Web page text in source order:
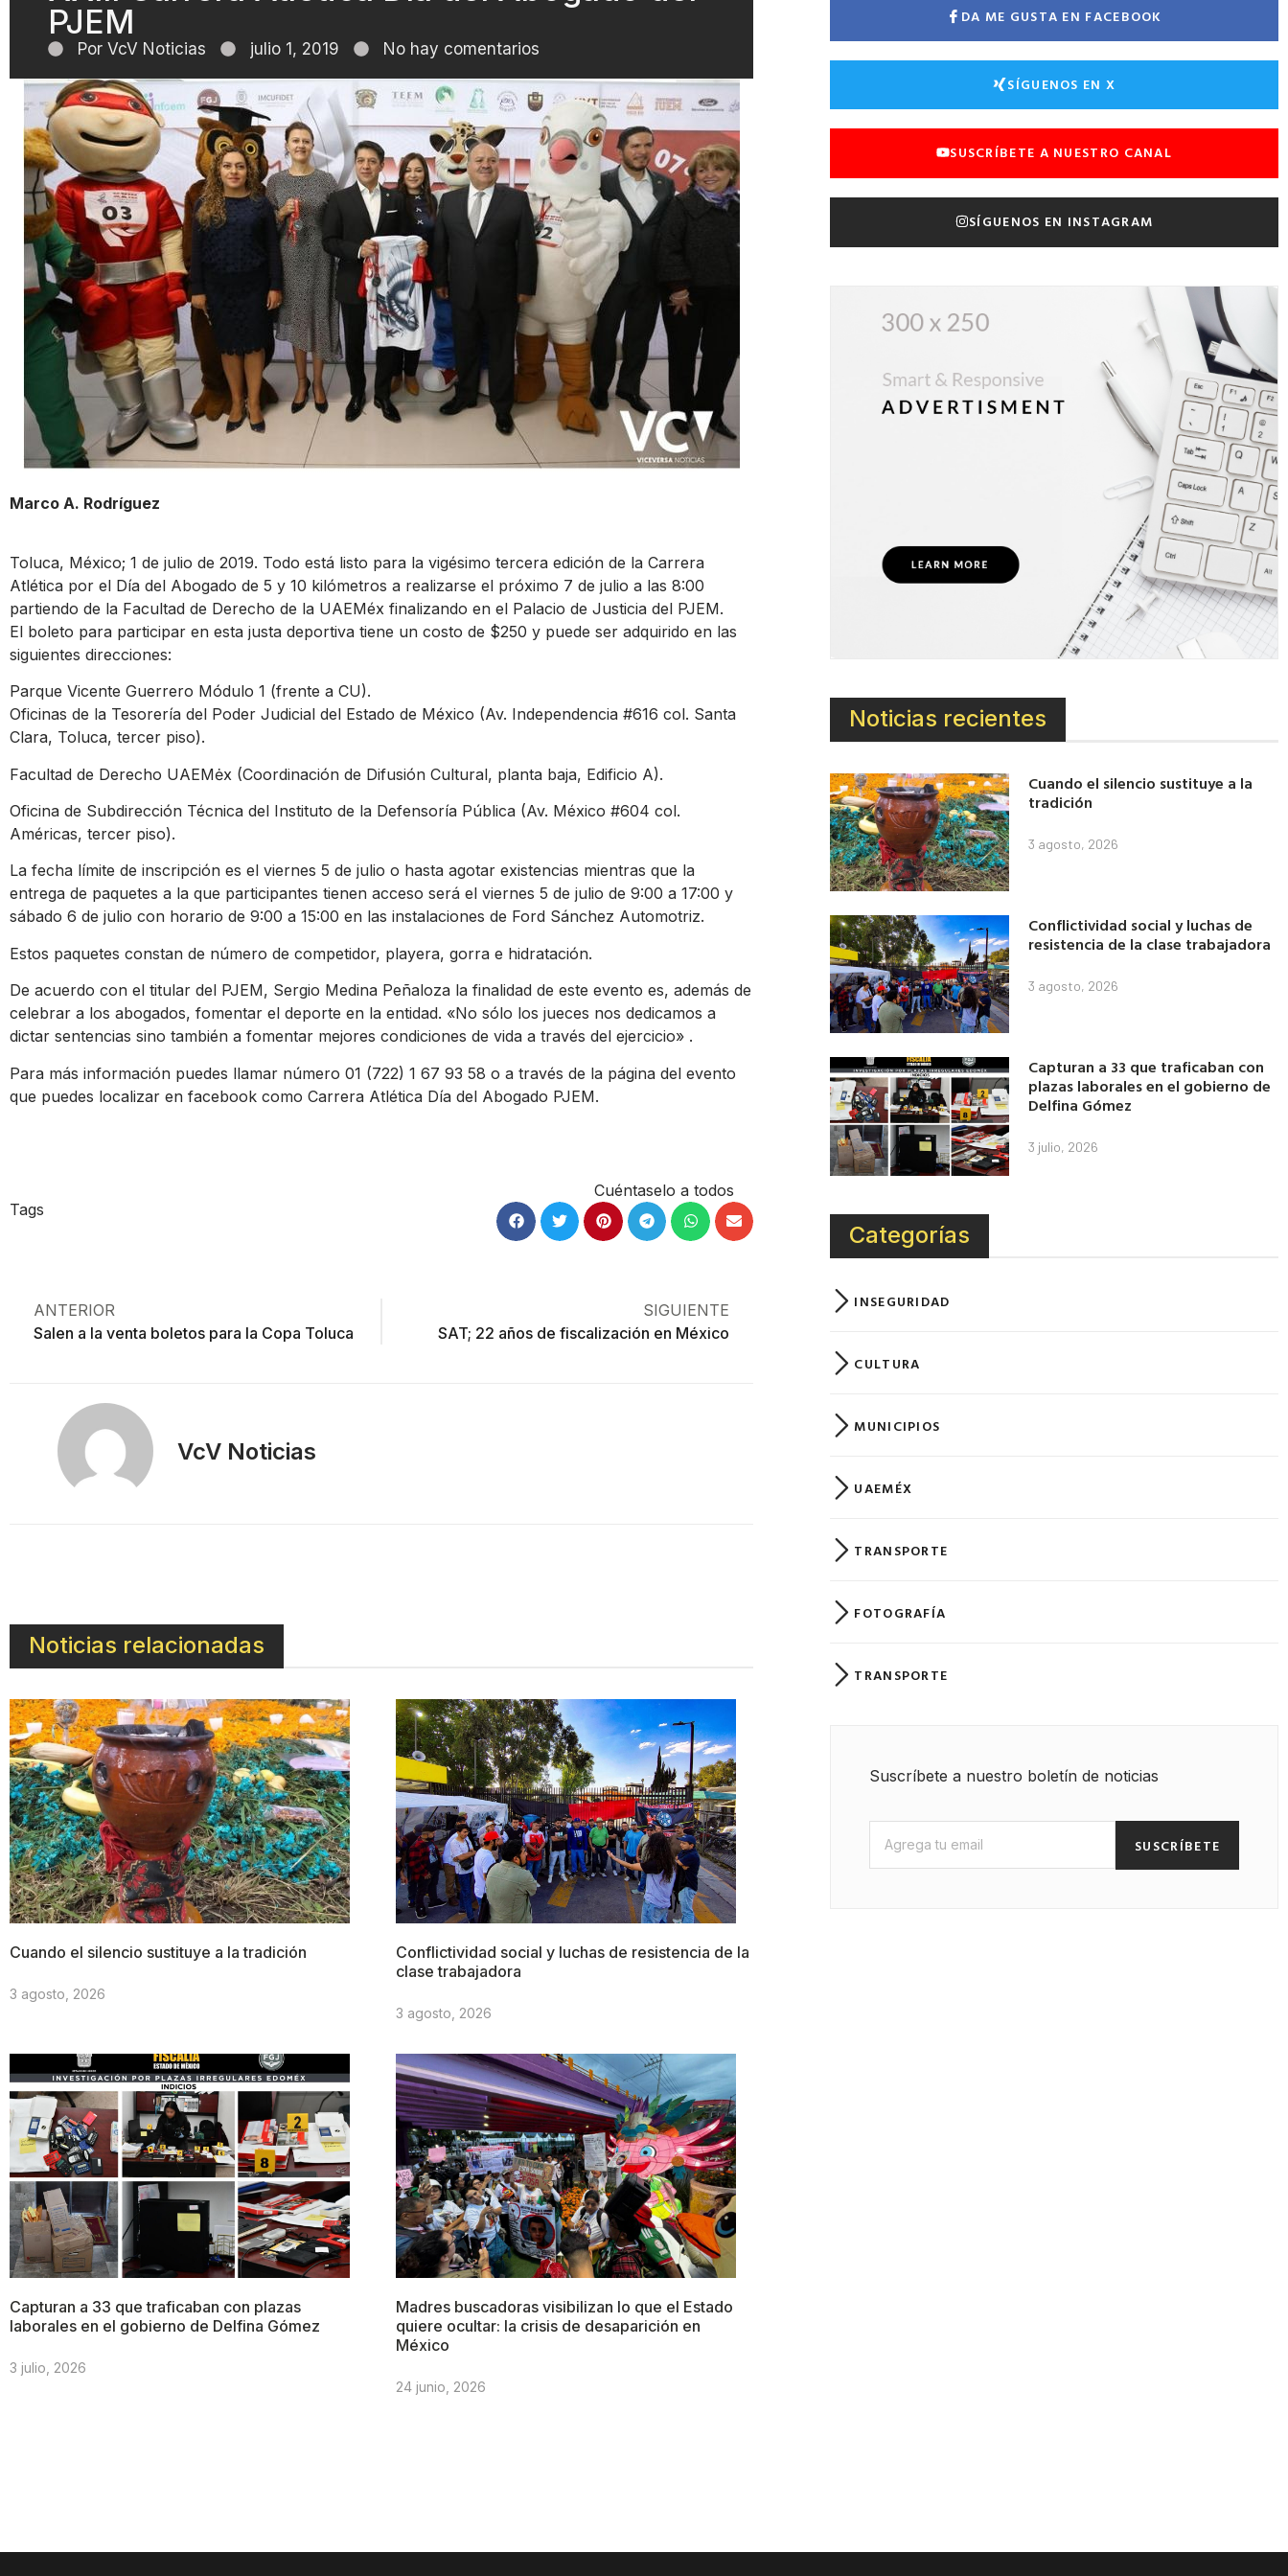
PJEM
Por VcV Noticias julio 1, 2019 No hay comentarios
Marco A. Rodríguez
Toluca, México; 1 de julio de 2019. Todo está listo para la vigésimo tercera edición de la Carrera
Atlética por el Día del Abogado de 5 y 10 kilómetros a realizarse el próximo 7 de julio a las 8:00
partiendo de la Facultad de Derecho de la UAEMéx finalizando en el Palacio de Justicia del PJEM.
El boleto para participar en esta justa deportiva tiene un costo de $250 y puede ser adquirido en las
siguientes direcciones:
Parque Vicente Guerrero Módulo 1 (frente a CU).
Oficinas de la Tesorería del Poder Judicial del Estado de México (Av. Independencia #616 col. Santa
Clara, Toluca, tercer piso).
Facultad de Derecho UAEMėx (Coordinación de Difusión Cultural, planta baja, Edificio A).
Oficina de Subdirección Técnica del Instituto de la Defensoría Pública (Av. México #604 col.
Américas, tercer piso).
La fecha límite de inscripción es el viernes 5 de julio o hasta agotar existencias mientras que la
entrega de paquetes a la que participantes tienen acceso será el viernes 5 de julio de 9:00 a 17:00 y
sábado 6 de julio con horario de 9:00 a 15:00 en las instalaciones de Ford Sánchez Automotriz.
Estos paquetes constan de número de competidor, playera, gorra e hidratación.
De acuerdo con el titular del PJEM, Sergio Medina Peñaloza la finalidad de este evento es, además de
celebrar a los abogados, fomentar el deporte en la entidad. «No sólo los jueces nos dedicamos a
dictar sentencias sino también a fomentar mejores condiciones de vida a través del ejercicio» .
Para más información puedes llamar número 01 (722) 1 67 93 58 o a través de la página del evento
que puedes localizar en facebook como Carrera Atlética Día del Abogado PJEM.
Tags
Cuéntaselo a todos
ANTERIOR
Salen a la venta boletos para la Copa Toluca
SIGUIENTE
SAT; 22 años de fiscalización en México
VcV Noticias
Noticias relacionadas
Cuando el silencio sustituye a la tradición
3 agosto, 2026
Conflictividad social y luchas de resistencia de la
clase trabajadora
3 agosto, 2026
Capturan a 33 que traficaban con plazas
laborales en el gobierno de Delfina Gómez
3 julio, 2026
Madres buscadoras visibilizan lo que el Estado
quiere ocultar: la crisis de desaparición en
México
24 junio, 2026
DA ME GUSTA EN FACEBOOK
SÍGUENOS EN X
SUSCRÍBETE A NUESTRO CANAL
SÍGUENOS EN INSTAGRAM
Noticias recientes
Cuando el silencio sustituye a la
tradición
3 agosto, 2026
Conflictividad social y luchas de
resistencia de la clase trabajadora
3 agosto, 2026
Capturan a 33 que traficaban con
plazas laborales en el gobierno de
Delfina Gómez
3 julio, 2026
Categorías
INSEGURIDAD
CULTURA
MUNICIPIOS
UAEMÉX
TRANSPORTE
FOTOGRAFÍA
TRANSPORTE
Suscríbete a nuestro boletín de noticias
SUSCRÍBETE